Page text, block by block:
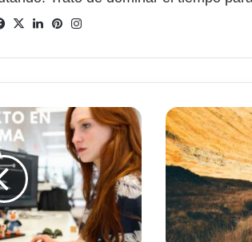
Facebook
X LinkedInPinterest
Sólo
son
necesarios
4.000
pasos
diarios
para
reducir